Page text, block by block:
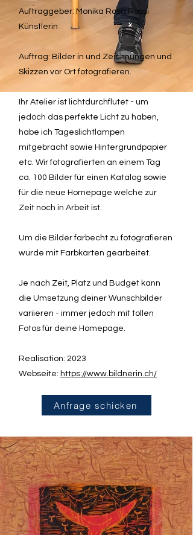
Auftraggeber: Monika Rosa Rossi
Künstlerin
Auftrag: Bilder in und Zeichnungen und
Skizzen vor Ort fotografieren.
Ihr Atelier ist lichtdurchflutet - um
jedoch das perfekte Licht zu haben,
habe ich Tageslichtlampen
mitgebracht sowie Hintergrundpapier
etc. Wir fotografierten an einem Tag
ca. 100 Bilder für einen Katalog sowie
für die neue Homepage welche zur
Zeit noch in Arbeit ist.
Um die Bilder farbecht zu fotografieren
wurde mit Farbkarten gearbeitet.
Je nach Zeit, Platz und Budget kann
die Umsetzung deiner Wunschbilder
variieren - immer jedoch mit tollen
Fotos für deine Homepage.
Realisation: 2023
Webseite: https://www.bildnerin.ch/
Anfrage schicken